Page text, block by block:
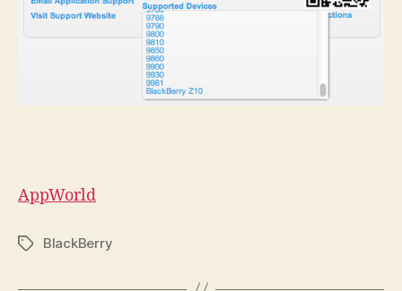
AppWorld
Etiquetas
BlackBerry